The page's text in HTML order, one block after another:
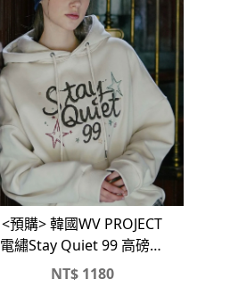
<預購> 韓國WV PROJECT
電繡Stay Quiet 99 高磅刷
毛帽T
NT$1180